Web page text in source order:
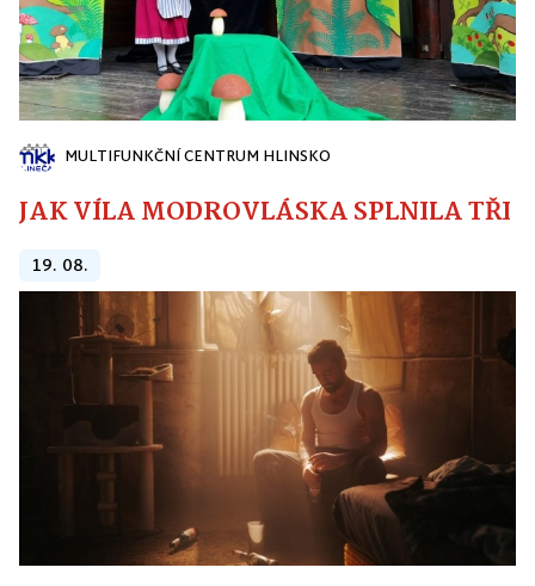
MULTIFUNKČNÍ CENTRUM HLINSKO
JAK VÍLA MODROVLÁSKA SPLNILA
19. 08.